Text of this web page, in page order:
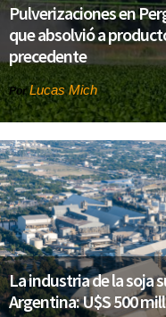
Pulverizaciones en
que absolvió a
precedente
Por Lucas Mich
La industria de la soja
Argentina: U$S 500